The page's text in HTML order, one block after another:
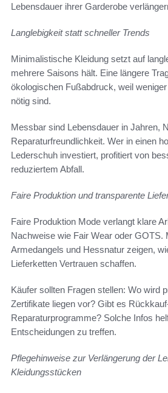
Lebensdauer ihrer Garderobe
Langlebigkeit statt schneller Trends
Minimalistische Kleidung setzt auf
mehrere Saisons hält. Eine längere
ökologischen Fußabdruck, weil
nötig sind.
Messbar sind Lebensdauer in Jahren,
Reparaturfreundlichkeit. Wer in einen
Lederschuh investiert, profitiert von
reduziertem Abfall.
Faire Produktion und transparente
Faire Produktion Mode verlangt klare
Nachweise wie Fair Wear oder GOTS.
Armedangels und Hessnatur zeigen,
Lieferketten Vertrauen schaffen.
Käufer sollten Fragen stellen: Wo wird
Zertifikate liegen vor? Gibt es
Reparaturprogramme? Solche Infos
Entscheidungen zu treffen.
Pflegehinweise zur Verlängerung der
Kleidungsstücken